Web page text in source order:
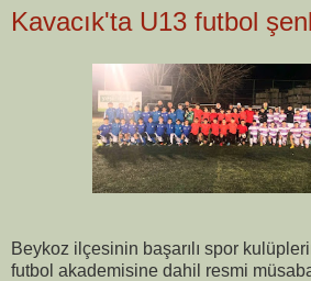
Kavacık'ta U13 futbol
Beykoz ilçesinin başarılı spor
futbol akademisine dahil resmi